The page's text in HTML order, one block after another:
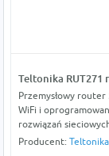
Teltonika RUT271
Przemysłowy
WiFi i
rozwiązań
Producent: Teltonika